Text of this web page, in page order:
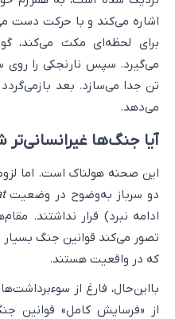
اشاره می‌کند و با حرکت دست
برای لحظه‌ای مکث می‌کند،
می‌گیرد. سپس نارنجکی را روی
تن جدا می‌سازد. بعد بازمی‌گردد
می‌دهد.
آیا جنگ‌ها غیرانسانی‌تر
این صحنه هولناک است. اما
دو سرباز به‌وضوح در وضعیت
ادامه نبرد) قرار نداشتند.
تصور می‌کند قوانین جنگ
که در واقعیت هستند.
بااین‌حال، فارغ از
از «فرسایش کامل» قوانین